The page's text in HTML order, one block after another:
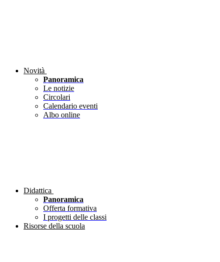
Novità
Panoramica
Le notizie
Circolari
Calendario eventi
Albo online
Didattica
Panoramica
Offerta formativa
I progetti delle classi
Risorse della scuola